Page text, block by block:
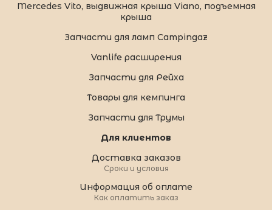
Mercedes Vito, выдвижная крыша Viano, подъемная
крыша
Запчасти для ламп Campingaz
Vanlife расширения
Запчасти для Рейха
Товары для кемпинга
Запчасти для Трумы
Для клиентов
Доставка заказов
Сроки и условия
Информация об оплате
Как оплатить заказ